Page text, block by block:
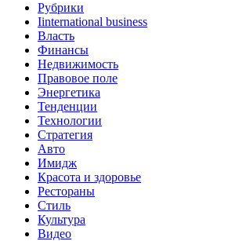
Рубрики
Iinternational business
Власть
Финансы
Недвижимость
Правовое поле
Энергетика
Тенденции
Технологии
Стратегия
Авто
Имидж
Красота и здоровье
Рестораны
Стиль
Культура
Видео